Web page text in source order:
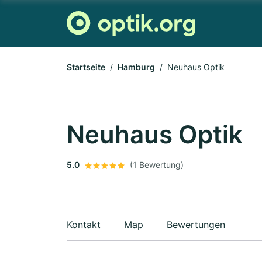
Startseite Hamburg Neuhaus Optik
Neuhaus Optik
5.0 (1 Bewertung)
Kontakt Map Bewertungen